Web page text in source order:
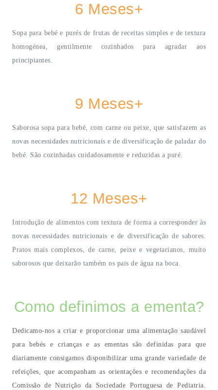
6 Meses+
Sopa para bebé e purés de frutas de receitas simples e de textura
homogénea, gentilmente cozinhados para agradar aos
principiantes.
9 Meses+
Saborosa sopa para bebé, com carne ou peixe, que satisfazem as
novas necessidades nutricionais e de diversificação de paladar do
bebé. São cozinhadas cuidadosamente e reduzidas a puré.
12 Meses+
Introdução de alimentos com textura de forma a corresponder às
novas necessidades nutricionais e de diversificação de sabores.
Pratos mais complexos, de carne, peixe e vegetarianos, muito
saborosos que deixarão também os pais de água na boca.
Como definimos a ementa?
Dedicamo-nos a criar e proporcionar uma alimentação saudável
para bebés e crianças e as ementas são definidas para que
diariamente consigamos disponibilizar uma grande variedade de
refeições, que acompanham as orientações e recomendações da
Comissão de Nutrição da Sociedade Portuguesa de Pediatria.